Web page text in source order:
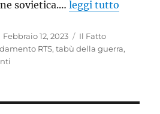
sovietica.…leggi tutto
Pubblicato
il
Febbraio 12, 2023 Categorie
Il Fatto
RTS,tabù della guerra,